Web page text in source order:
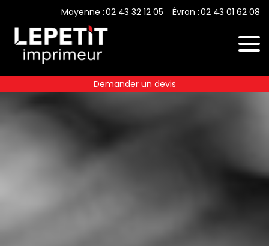
Mayenne :02 43 32 12 05 Évron :02 43 01 62 08
Demander un devis